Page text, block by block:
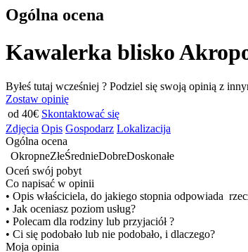
Ogólna ocena
Kawalerka blisko
Byłeś tutaj wcześniej ? Podziel się swoją opinią z
Zostaw opinię
od 40€ Skontaktować się
Zdjęcia Opis Gospodarz Lokalizacija
Ogólna ocena
OkropneZłeŚrednieDobreDoskonałe
Oceń swój pobyt
Co napisać w opinii
• Opis właściciela, do jakiego stopnia odpowiada
• Jak oceniasz poziom usług?
• Polecam dla rodziny lub przyjaciół ?
• Ci się podobało lub nie podobało, i dlaczego?
Moja opinia